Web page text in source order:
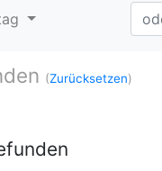
(Zurücksetzen)